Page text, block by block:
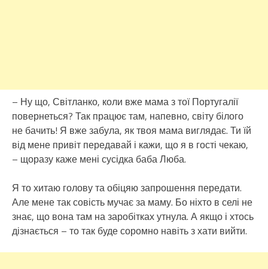
– Ну що, Світланко, коли вже мама з тої Португалії
повернеться? Так працює там, напевно, світу білого
не бачить! Я вже забула, як твоя мама виглядає. Ти їй
від мене привіт передавай і кажи, що я в гості чекаю,
– щоразу каже мені сусідка баба Люба.
Я то хитаю голову та обіцяю запрошення передати.
Але мене так совість мучає за маму. Бо ніхто в селі не
знає, що вона там на заробітках утнула. А якщо і хтось
дізнається – то так буде соромно навіть з хати вийти.